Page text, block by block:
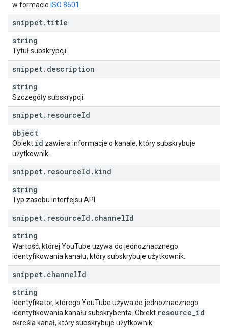
w formacie ISO 8601
snippet. title
string
Tytuł subskrypcji.
snippet. description
string
Szczegóły subskrypcji.
snippet. resourceId
object
Obiekt id zawiera informacje o kanale, który subskrybuje
użytkownik.
snippet. resourceId . kind
string
Typ zasobu interfejsu API.
snippet. resourceId . channelId
string
Wartość, której YouTube używa do jednoznacznego
identyfikowania kanału, który subskrybuje użytkownik.
snippet. channelId
string
Identyfikator, którego YouTube używa do jednoznacznego
identyfikowania kanału subskrybenta. Obiekt resource id
określa kanał, który subskrybuje użytkownik.